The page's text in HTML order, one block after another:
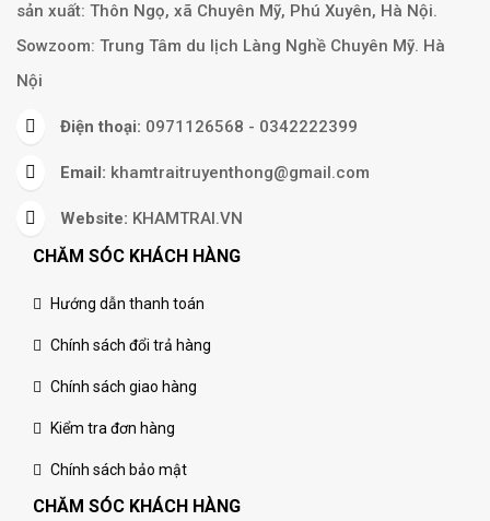
sản xuất: Thôn Ngọ, xã Chuyên Mỹ, Phú Xuyên, Hà Nội.
Sowzoom: Trung Tâm du lịch Làng Nghề Chuyên Mỹ. Hà
Nội
Điện thoại: 0971126568 - 0342222399
Email: khamtraitruyenthong@gmail.com
Website: KHAMTRAI.VN
CHĂM SÓC KHÁCH HÀNG
Hướng dẫn thanh toán
Chính sách đổi trả hàng
Chính sách giao hàng
Kiểm tra đơn hàng
Chính sách bảo mật
CHĂM SÓC KHÁCH HÀNG